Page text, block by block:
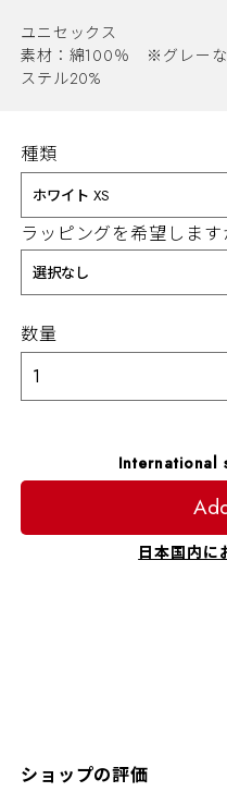
ユニセックス
素材：綿100％ ※グレーな
ステル20%
種類
ラッピングを希望します
数量
International
日本国内に
ショップの評価